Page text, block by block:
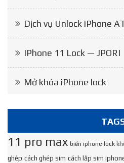
Dịch vụ Unlock iPhone
IPhone 11 Lock — JPORI
Mở khóa iPhone lock
11 pro max biến iphone lock
ghép cách ghép sim cách lắp sim